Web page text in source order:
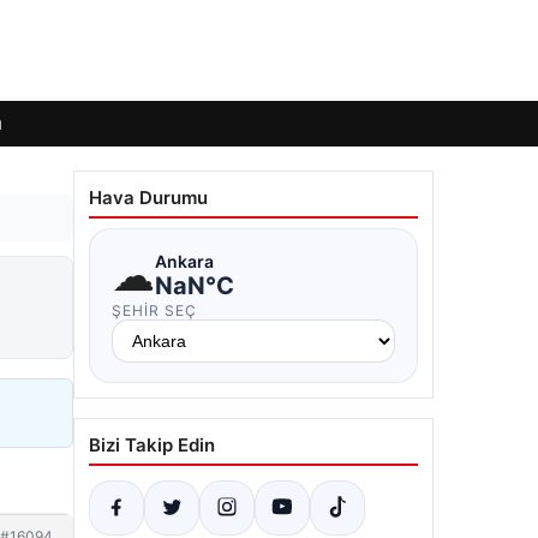
Hava Durumu
☁Ankara
NaN°C
ŞEHIR SEÇ
Bizi Takip Edin